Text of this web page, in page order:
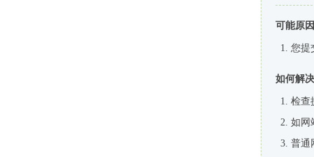
可能原
您提
如何解
检查
如网
普通